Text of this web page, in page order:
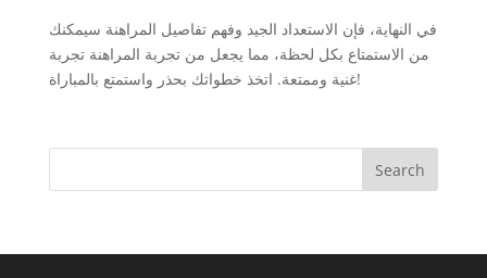
في النهاية، فإن الاستعداد الجيد وفهم تفاصيل المراهنة سيمكنك
من الاستمتاع بكل لحظة، مما يجعل من تجربة المراهنة تجربة
غنية وممتعة. اتخذ خطواتك بحذر واستمتع بالمباراة!
Search